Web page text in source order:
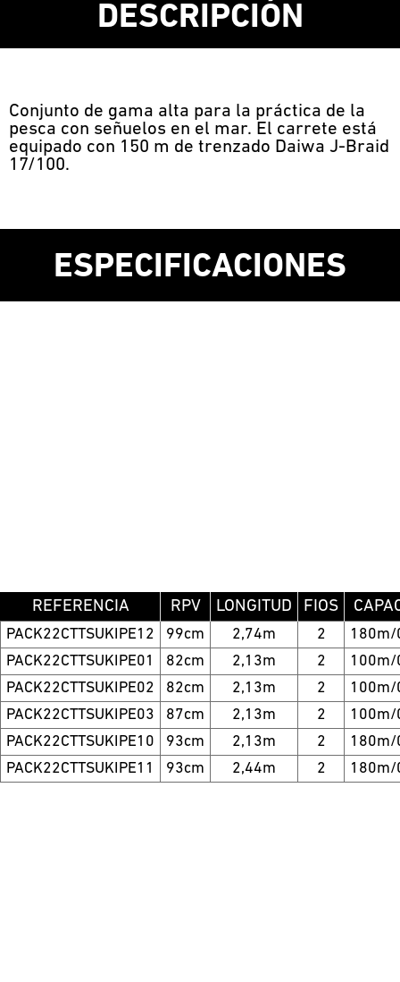
DESCRIPCIÓN
Conjunto de gama alta para la práctica de la
pesca con señuelos en el mar. El carrete está
equipado con 150 m de trenzado Daiwa J-Braid
17/100.
ESPECIFICACIONES
REFERENCIA RPV LONGITUD FIOS
PACK22CTTSUKIPE12 99cm 2,74m 2
180m/
PACK22CTTSUKIPE01
82cm 2,13m 2
100m/
PACK22CTTSUKIPE02
82cm 2,13m 2
100m/
PACK22CTTSUKIPE03
87cm 2,13m 2
100m/
PACK22CTTSUKIPE10
93cm 2,13m 2
180m/
PACK22CTTSUKIPE11
93cm 2,44m 2 180m/